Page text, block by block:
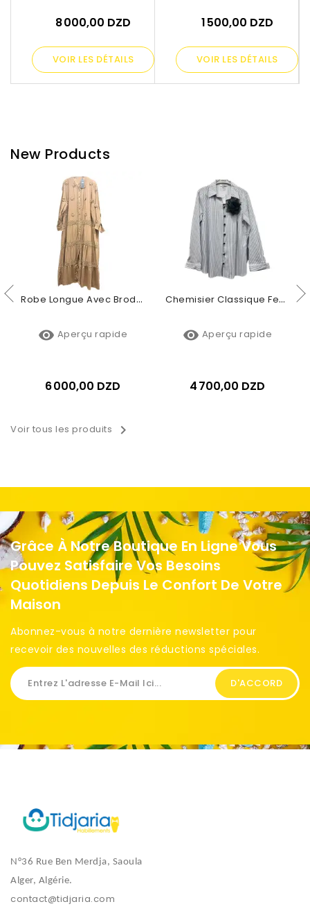
8 000,00 DZD
VOIR LES DÉTAILS
1 500,00 DZD
VOIR LES DÉTAILS
New Products
Robe Longue Avec Broderie Et Motifs Fleuris
 Aperçu rapide
6 000,00 DZD
Chemisier Classique Femme À Rayures Avec Fleur
 Aperçu rapide
4 700,00 DZD
Voir tous les produits 
Grâce À Notre Boutique En Ligne Vous
Pouvez Satisfaire Vos Besoins
Quotidiens Depuis Le Confort De Votre
Maison
Abonnez-vous à notre dernière newsletter pour
recevoir des nouvelles des réductions spéciales. ​
N°36 Rue Ben Merdja, Saoula
Alger, Algérie.
contact@tidjaria.com